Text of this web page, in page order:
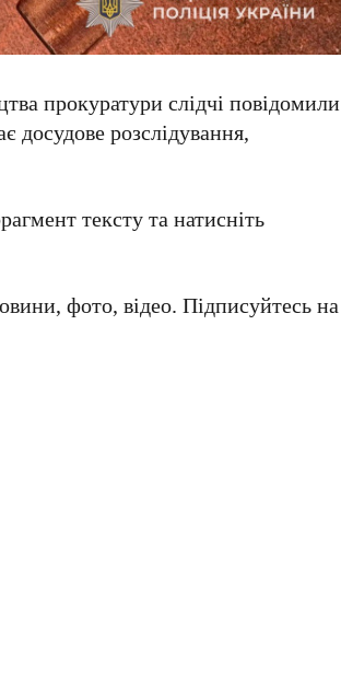
прокуратури слідчі повідомили
досудове розслідування,
тексту та натисніть
фото, відео. Підписуйтесь на